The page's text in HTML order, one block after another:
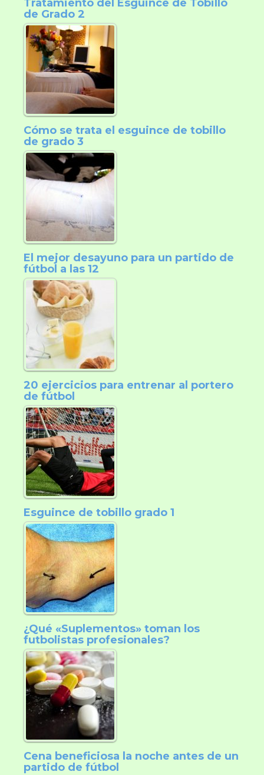
Tratamiento del Esguince de Tobillo
de Grado 2
Cómo se trata el esguince de tobillo
de grado 3
El mejor desayuno para un partido de
fútbol a las 12
20 ejercicios para entrenar al portero
de fútbol
Esguince de tobillo grado 1
¿Qué «Suplementos» toman los
futbolistas profesionales?
Cena beneficiosa la noche antes de un
partido de fútbol